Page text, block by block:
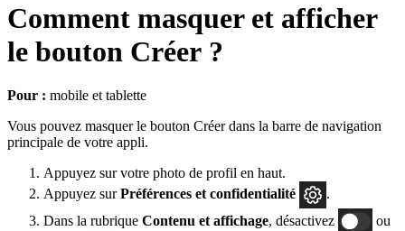
Comment masquer et afficher
le bouton Créer ?
Pour : mobile et tablette
Vous pouvez masquer le bouton Créer dans la barre de navigation
principale de votre appli.
Appuyez sur votre photo de profil en haut.
Appuyez surPréférences et confidentialité
.
Dans la rubrique Contenu et affichage, désactivez
ou